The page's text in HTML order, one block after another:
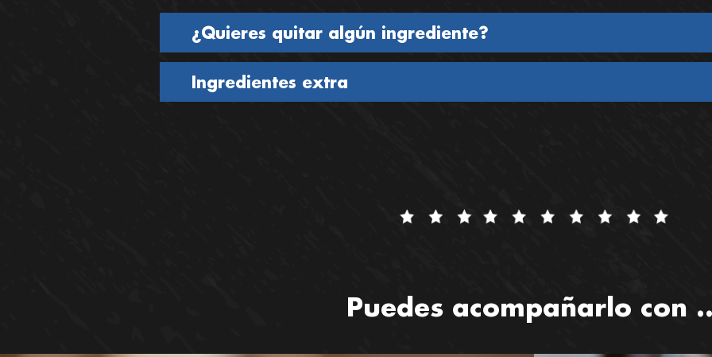
¿Quieres quitar algún ingrediente?
Ingredientes extra
Puedes acompañarlo con